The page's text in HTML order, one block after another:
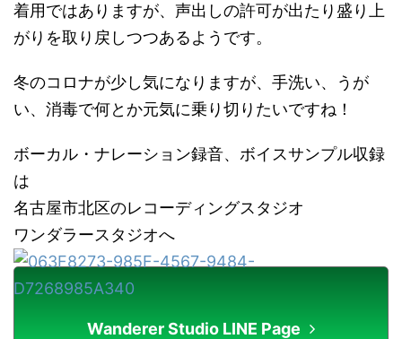
着用ではありますが、声出しの許可が出たり盛り上
がりを取り戻しつつあるようです。
冬のコロナが少し気になりますが、手洗い、うが
い、消毒で何とか元気に乗り切りたいですね！
ボーカル・ナレーション録音、ボイスサンプル収録
は
名古屋市北区のレコーディングスタジオ
ワンダラースタジオへ
Wanderer Studio LINE Page